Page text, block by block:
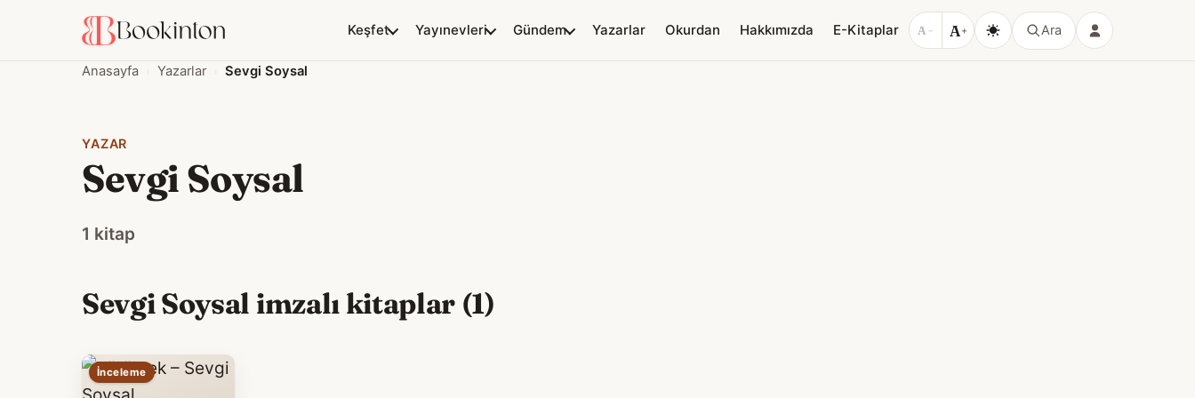
Keşfet Yayınevleri Gündem Yazarlar Okurdan Hakkımızda E-Kitaplar A − A+ Ara
Anasayfa Yazarlar Sevgi Soysal
YAZAR
Sevgi Soysal
1 kitap
Sevgi Soysal imzalı kitaplar (1)
İnceleme